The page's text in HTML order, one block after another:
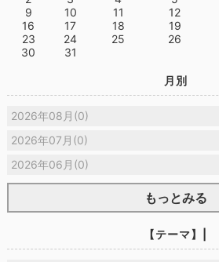
9
10 11 12
16
17 18 19
23
24 25 26
30
31
月別
2026年08月(0)
2026年07月(0)
2026年06月(0)
もっとみる
【テーマ】|